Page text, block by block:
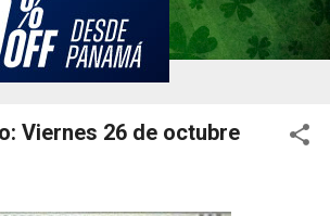
Viernes 26 de octubre